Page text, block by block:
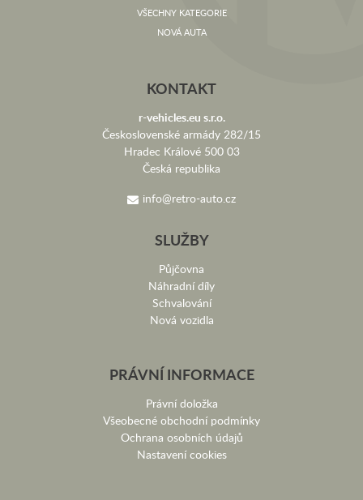
VŠECHNY KATEGORIE
NOVÁ AUTA
KONTAKT
r-vehicles.eu s.r.o.
Československé armády 282/15
Hradec Králové 500 03
Česká republika
info@retro-auto.cz
SLUŽBY
Půjčovna
Náhradní díly
Schvalování
Nová vozidla
PRÁVNÍ INFORMACE
Právní doložka
Všeobecné obchodní podmínky
Ochrana osobních údajů
Nastavení cookies